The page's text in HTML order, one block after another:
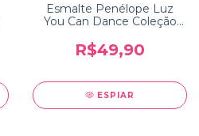
Esmalte Penélope Luz
You Can Dance Coleção
R$49,90
ESPIAR